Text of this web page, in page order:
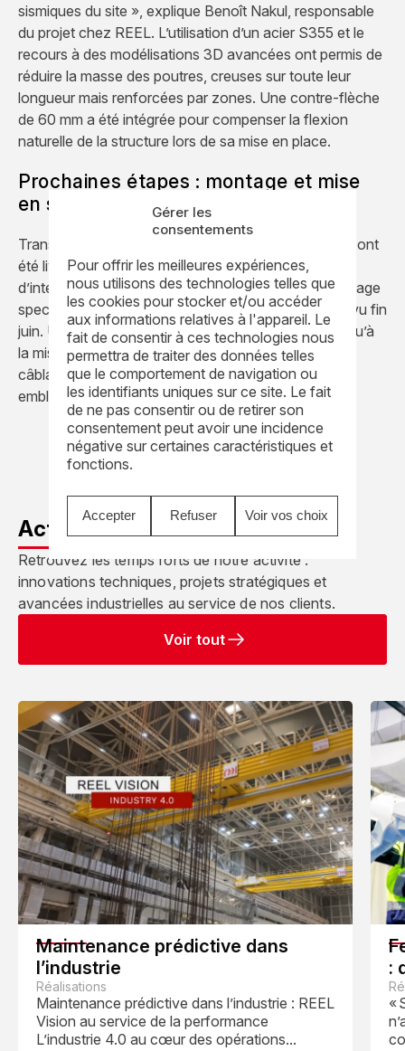
Gérer les
consentements
Pour offrir les meilleures expériences,
nous utilisons des technologies telles que
les cookies pour stocker et/ou accéder
aux informations relatives à l'appareil. Le
fait de consentir à ces technologies nous
permettra de traiter des données telles
que le comportement de navigation ou
les identifiants uniques sur ce site. Le fait
de ne pas consentir ou de retirer son
consentement peut avoir une incidence
négative sur certaines caractéristiques et
fonctions.
Accepter Refuser Voir vos choix
sismiques du site », explique Benoît Nakul, responsable
du projet chez REEL. L’utilisation d’un acier S355 et le
recours à des modélisations 3D avancées ont permis de
réduire la masse des poutres, creuses sur toute leur
longueur mais renforcées par zones. Une contre-flèche
de 60 mm a été intégrée pour compenser la flexion
naturelle de la structure lors de sa mise en place.
Prochaines étapes : montage et mise
en service
Transportés par convois exceptionnels, les chariots ont
été livrés en mai 2016 pour assemblage au sol, suivi
d’interventions mécaniques, électriques, puis du hissage
spectaculaire des ponts à 50 mètres de hauteur prévu fin
juin. Une équipe dédiée encadre ces opérations jusqu’à
la mise en service finale. Des phases d’essais, de
câblage et de formation clôtureront ce chantier
emblématique d’ici fin 2016.
Actualités REEL
Retrouvez les temps forts de notre activité :
innovations techniques, projets stratégiques et
avancées industrielles au service de nos clients.
Voir tout
Maintenance prédictive dans
l’industrie
Réalisations
Maintenance prédictive dans l’industrie : REEL
Vision au service de la performance
L’industrie 4.0 au cœur des opérations...
:
«